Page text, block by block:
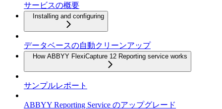
サービスの概要
Installing and configuring
データベースの自動クリーンアップ
How ABBYY FlexiCapture 12 Reporting service works
サンプルレポート
ABBYY Reporting Service のアップグレード